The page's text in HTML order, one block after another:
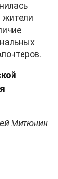
жители
Митюнин